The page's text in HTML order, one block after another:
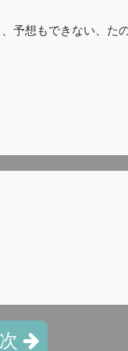
予想もできない、た
次